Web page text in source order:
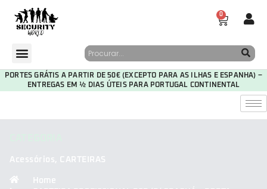
0
PORTES GRÁTIS A PARTIR DE 50€ (EXCEPTO PARA AS ILHAS E ESPANHA) –
ENTREGAS EM ½ DIAS ÚTEIS PARA PORTUGAL CONTINENTAL
Acessórios, CARTEIRAS
Home